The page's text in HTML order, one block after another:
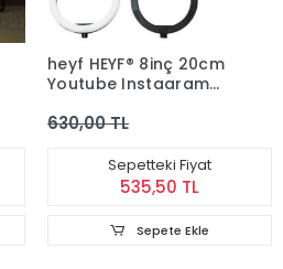
heyf HEYF® 8inç 20cm
Youtube Instagram
Video Fotoğraf Ring
630,00 TL
Sepetteki Fiyat
535,50 TL
Sepete Ekle